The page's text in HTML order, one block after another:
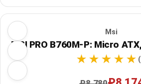
Msi
MSI PRO B760M-P: Micro